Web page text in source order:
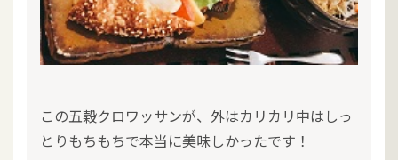
この五穀クロワッサンが、外はカリカリ中はしっ
とりもちもちで本当に美味しかったです！